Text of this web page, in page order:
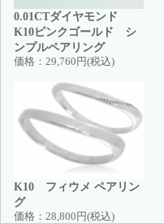
0.01CTダイヤモンド
K10ピンクゴールド シ
ンプルペアリング
価格： 29,760円(税込)
K10 フィウメ ペアリン
グ
価格： 28,800円(税込)